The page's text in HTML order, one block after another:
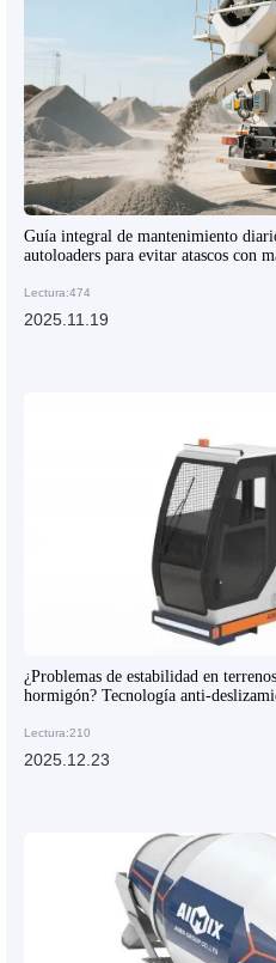
Guía integral de mantenimiento
autoloaders para evitar atascos con
Lectura:474
2025.11.19
¿Problemas de estabilidad en
hormigón? Tecnología anti-
Lectura:210
2025.12.23